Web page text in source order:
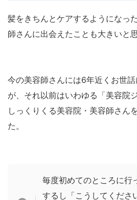
髪をきちんとケアするようになっ
師さんに出会えたことも大きいと思
今の美容師さんには6年近くお世
が、それ以前はいわゆる「美容院
しっくりくる美容院・美容師さん
た。
毎度初めてのところに行
するし「こうしてくださ